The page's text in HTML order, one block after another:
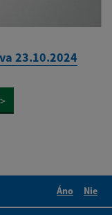
23.10.2024
>
Áno
Nie